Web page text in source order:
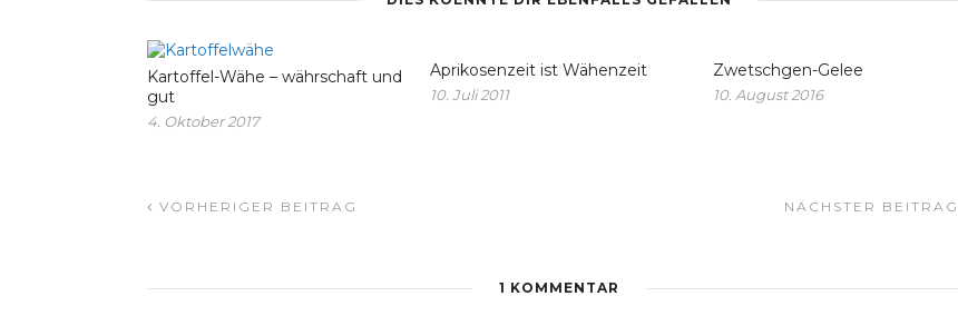
Kartoffel-Wähe – währschaft und
gut
4. Oktober 2017
Aprikosenzeit ist Wähenzeit
10. Juli 2011
Zwetschgen-Gelee
10. August 2016
VORHERIGER BEITRAG NÄCHSTER BEITRAG
1 KOMMENTAR